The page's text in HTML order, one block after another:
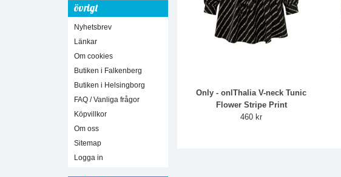
övrigt
Nyhetsbrev
Länkar
Om cookies
Butiken i Falkenberg
Butiken i Helsingborg
FAQ / Vanliga frågor
Köpvillkor
Om oss
Sitemap
Logga in
Only - onlThalia V-neck Tunic
Flower Stripe Print
460 kr